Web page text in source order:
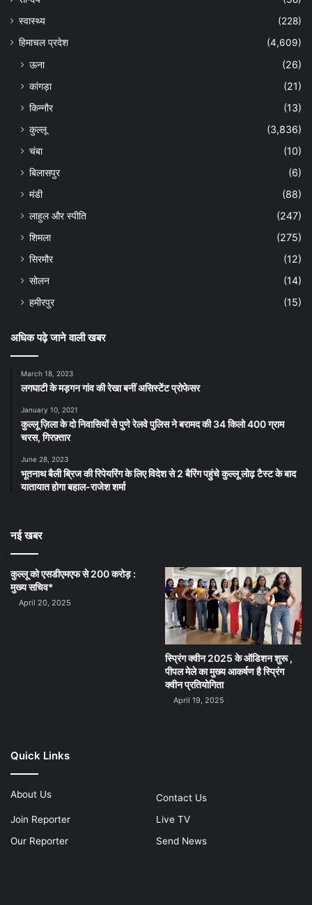
स्वास्थ्य
(228)
हिमाचल प्रदेश
(4,609)
ऊना
(26)
कांगड़ा
(21)
किन्नौर
(13)
कुल्लू
(3,836)
चंबा
(10)
बिलासपुर
(6)
मंडी
(88)
लाहुल और स्पीति
(247)
शिमला
(275)
सिरमौर
(12)
सोलन
(14)
हमीरपुर
(15)
अधिक पढ़े जाने वाली खबर
March 18, 2023
लगघाटी के मड़गन गांव की रेखा बनीं असिस्टेंट प्रोफेसर
January 10, 2021
कुल्लू ज़िला के दो निवासियों से पुणे रेलवे पुलिस ने बरामद की 34 किलो 400 ग्राम
चरस, गिरफ़्तार
June 28, 2023
भूतनाथ बैली ब्रिज की रिपेयरिंग के लिए विदेश से 2 बैरिंग पहुंचे कुल्लू लोढ़ टैस्ट के बाद
यातायात होगा बहाल-राजेश शर्मा
नई खबर
कुल्लू को एसडीएमएफ से 200 करोड़ :
मुख्य सचिव*
April 20, 2025
स्प्रिंग क्वीन 2025 के ऑडिशन शुरू ,
पीपल मेले का मुख्य आकर्षण है स्प्रिंग
क्वीन प्रतियोगिता
April 19, 2025
Quick Links
About Us
Contact Us
Join Reporter
Live TV
Our Reporter
Send News